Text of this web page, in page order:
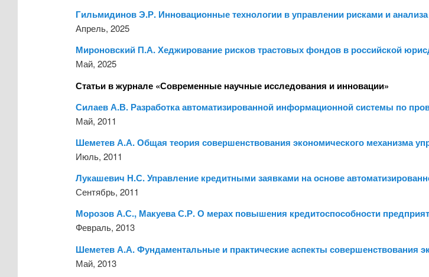
Гильмидинов Э.Р. Инновационные технологии в управлении рисками и
Апрель, 2025
Мироновский П.А. Хеджирование рисков трастовых фондов в российской
Май, 2025
Статьи в журнале «Современные научные исследования и инновации»
Силаев А.В. Разработка автоматизированной информационной системы по
Май, 2011
Шеметев А.А. Общая теория совершенствования экономического механизма
Июль, 2011
Лукашевич Н.С. Управление кредитными заявками на основе
Сентябрь, 2011
Морозов А.С., Макуева С.Р. О мерах повышения кредитоспособности
Февраль, 2013
Шеметев А.А. Фундаментальные и практические аспекты совершенствования
Май, 2013